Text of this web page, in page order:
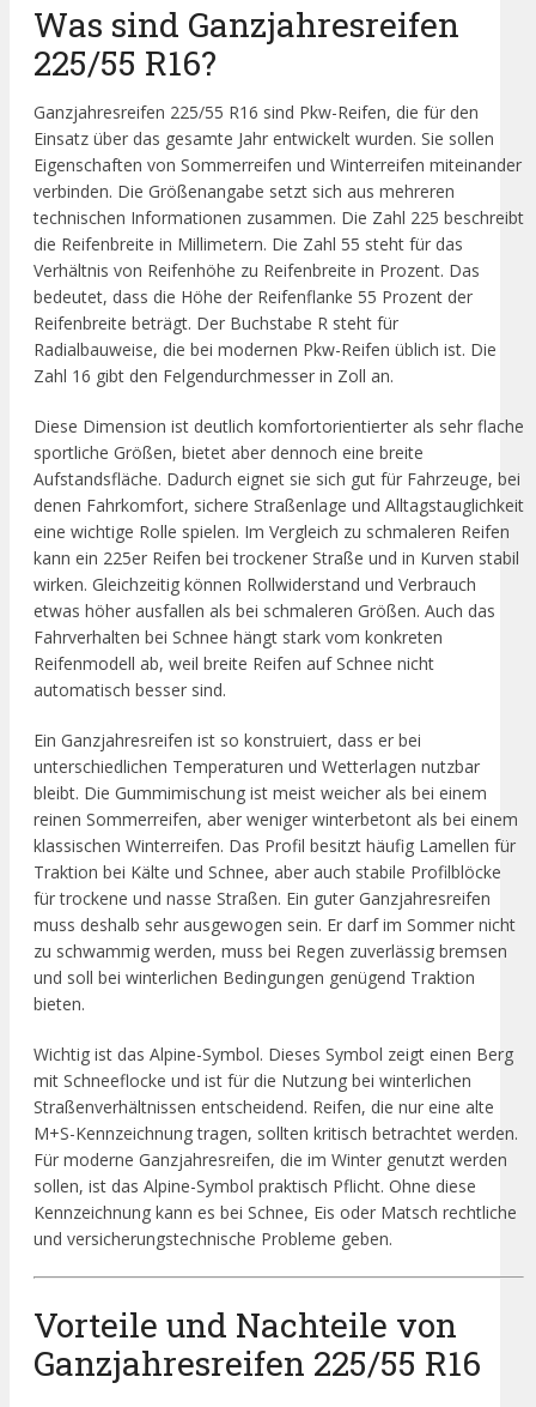
Was sind Ganzjahresreifen
225/55 R16?
Ganzjahresreifen 225/55 R16 sind Pkw-Reifen, die für den
Einsatz über das gesamte Jahr entwickelt wurden. Sie sollen
Eigenschaften von Sommerreifen und Winterreifen miteinander
verbinden. Die Größenangabe setzt sich aus mehreren
technischen Informationen zusammen. Die Zahl 225 beschreibt
die Reifenbreite in Millimetern. Die Zahl 55 steht für das
Verhältnis von Reifenhöhe zu Reifenbreite in Prozent. Das
bedeutet, dass die Höhe der Reifenflanke 55 Prozent der
Reifenbreite beträgt. Der Buchstabe R steht für
Radialbauweise, die bei modernen Pkw-Reifen üblich ist. Die
Zahl 16 gibt den Felgendurchmesser in Zoll an.
Diese Dimension ist deutlich komfortorientierter als sehr flache
sportliche Größen, bietet aber dennoch eine breite
Aufstandsfläche. Dadurch eignet sie sich gut für Fahrzeuge, bei
denen Fahrkomfort, sichere Straßenlage und Alltagstauglichkeit
eine wichtige Rolle spielen. Im Vergleich zu schmaleren Reifen
kann ein 225er Reifen bei trockener Straße und in Kurven stabil
wirken. Gleichzeitig können Rollwiderstand und Verbrauch
etwas höher ausfallen als bei schmaleren Größen. Auch das
Fahrverhalten bei Schnee hängt stark vom konkreten
Reifenmodell ab, weil breite Reifen auf Schnee nicht
automatisch besser sind.
Ein Ganzjahresreifen ist so konstruiert, dass er bei
unterschiedlichen Temperaturen und Wetterlagen nutzbar
bleibt. Die Gummimischung ist meist weicher als bei einem
reinen Sommerreifen, aber weniger winterbetont als bei einem
klassischen Winterreifen. Das Profil besitzt häufig Lamellen für
Traktion bei Kälte und Schnee, aber auch stabile Profilblöcke
für trockene und nasse Straßen. Ein guter Ganzjahresreifen
muss deshalb sehr ausgewogen sein. Er darf im Sommer nicht
zu schwammig werden, muss bei Regen zuverlässig bremsen
und soll bei winterlichen Bedingungen genügend Traktion
bieten.
Wichtig ist das Alpine-Symbol. Dieses Symbol zeigt einen Berg
mit Schneeflocke und ist für die Nutzung bei winterlichen
Straßenverhältnissen entscheidend. Reifen, die nur eine alte
M+S-Kennzeichnung tragen, sollten kritisch betrachtet werden.
Für moderne Ganzjahresreifen, die im Winter genutzt werden
sollen, ist das Alpine-Symbol praktisch Pflicht. Ohne diese
Kennzeichnung kann es bei Schnee, Eis oder Matsch rechtliche
und versicherungstechnische Probleme geben.
Vorteile und Nachteile von
Ganzjahresreifen 225/55 R16